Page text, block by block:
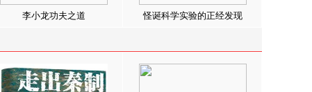
李小龙功夫之道 怪诞科学实验的正经发现